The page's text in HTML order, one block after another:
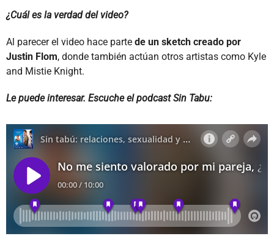
¿Cuál es la verdad del video?
Al parecer el video hace parte de un sketch creado por
Justin Flom, donde también actúan otros artistas como Kyle
and Mistie Knight.
Le puede interesar. Escuche el podcast Sin Tabu: